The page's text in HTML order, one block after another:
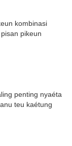
kombinasi
pikeun
penting nyaéta
teu kaétung